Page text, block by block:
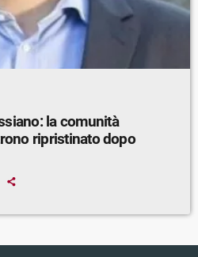
la comunità
ripristinato dopo